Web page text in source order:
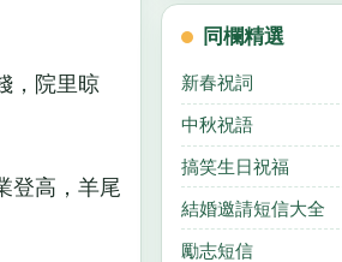
，院里晾
登高，羊尾
同欄精選
新春祝詞
中秋祝語
搞笑生日祝福
結婚邀請短信大全
勵志短信